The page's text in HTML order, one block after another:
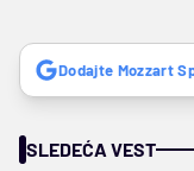
Dodajte Mozzart
SLEDEĆA VEST